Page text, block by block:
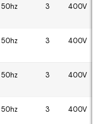
50hz 3 400V
50hz 3 400V
50hz 3 400V
50hz 3 400V